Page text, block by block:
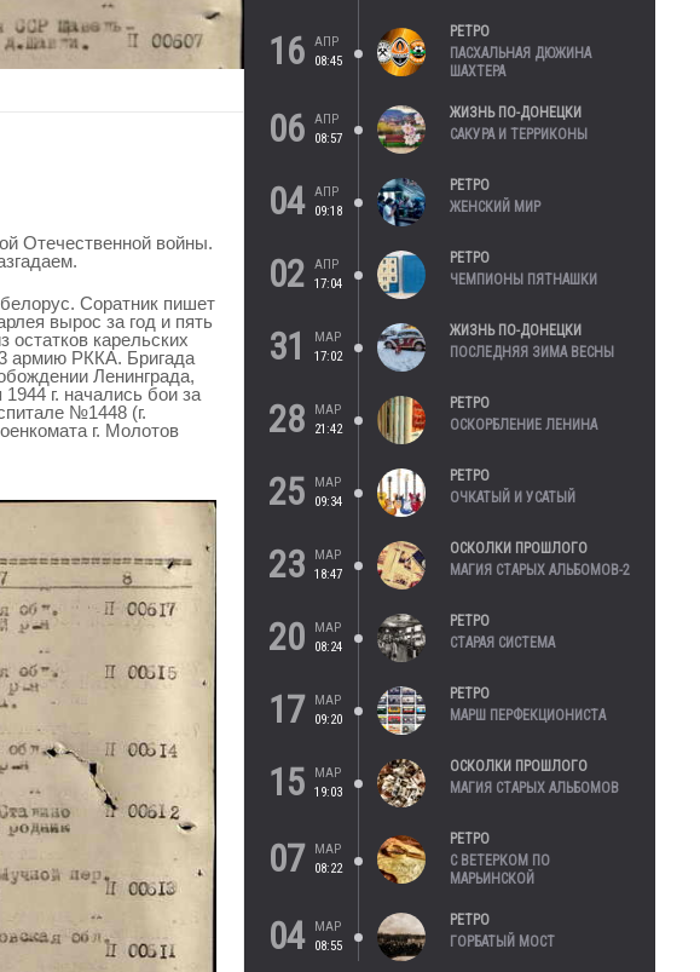
Отечественной войны.
Соратник пишет
вырос за год и пять
карельских
армию РККА. Бригада
Ленинграда,
г. начались бои за
№1448 (г.
г. Молотов
16
АПР
08:45
РЕТРО
ПАСХАЛЬНАЯ ДЮЖИНА
ШАХТЕРА
06
АПР
08:57
ЖИЗНЬ ПО-ДОНЕЦКИ
САКУРА И ТЕРРИКОНЫ
04
АПР
09:18
РЕТРО
ЖЕНСКИЙ МИР
02
АПР
17:04
РЕТРО
ЧЕМПИОНЫ ПЯТНАШКИ
31
МАР
17:02
ЖИЗНЬ ПО-ДОНЕЦКИ
ПОСЛЕДНЯЯ ЗИМА ВЕСНЫ
28
МАР
21:42
РЕТРО
ОСКОРБЛЕНИЕ ЛЕНИНА
25
МАР
09:34
РЕТРО
ОЧКАТЫЙ И УСАТЫЙ
23
МАР
18:47
ОСКОЛКИ ПРОШЛОГО
МАГИЯ СТАРЫХ АЛЬБОМОВ-2
20
МАР
08:24
РЕТРО
СТАРАЯ СИСТЕМА
17
МАР
09:20
РЕТРО
МАРШ ПЕРФЕКЦИОНИСТА
15
МАР
19:03
ОСКОЛКИ ПРОШЛОГО
МАГИЯ СТАРЫХ АЛЬБОМОВ
07
МАР
08:22
РЕТРО
С ВЕТЕРКОМ ПО
МАРЬИНСКОЙ
04
МАР
08:55
РЕТРО
ГОРБАТЫЙ МОСТ